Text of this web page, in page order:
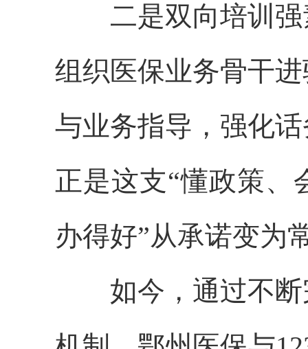
二是双向培训
组织医保业务骨干
与业务指导，强化
正是这支“懂政策、
办得好”从承诺变为
如今，通过不断